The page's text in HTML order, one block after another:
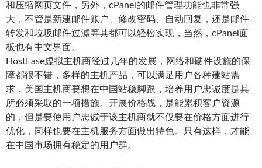
和压缩网页文件，另外，cPanel的邮件管理功能也非常强
大，不管是新建邮件账户、修改密码、自动回复，还是邮件
转发和垃圾邮件过滤等其都可以轻松实现，当然，cPanel面
板也有中文界面。
HostEase虚拟主机商经过几年的发展，网络和硬件设施的保
障都很不错，多样的主机产品，可以满足用户各种建站需
求，美国主机商要想在中国站稳脚跟，培养用户忠诚度是其
所必须采取的一项措施。开展价格战，是能累积客户资源
的，但是要使用户忠诚于该主机商就不仅要在价格方面进行
优化，同样也要在主机服务方面做出特色。只有这样，才能
在中国市场拥有稳定的用户群。